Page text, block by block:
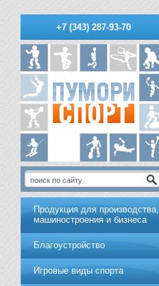
+7 (343) 287-93-70
Продукция для производства,
машиностроения и бизнеса
Благоустройство
Игровые виды спорта